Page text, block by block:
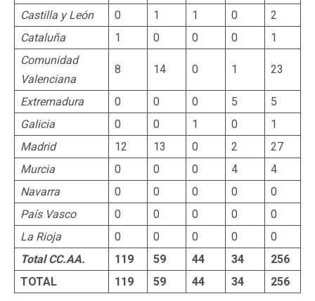
Castilla y León 0 1 1 0
2
Cataluña
1 0 0 0
1
Comunidad
Valenciana
8 14 0 1 23
Extremadura 0 0 0 5
5
Galicia
0 0 1 0
1
Madrid
12 13 0 2
27
Murcia
0 0 0 4
4
Navarra
0 0 0 0
0
País Vasco
0 0 0 0
0
La Rioja
0 0 0 0
0
Total CC.AA.
119 59 44 34
256
TOTAL
119 59 44 34 256